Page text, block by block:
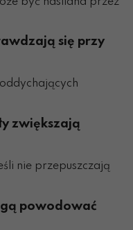
się przy
zwiększają
nie przepuszczają
powodować